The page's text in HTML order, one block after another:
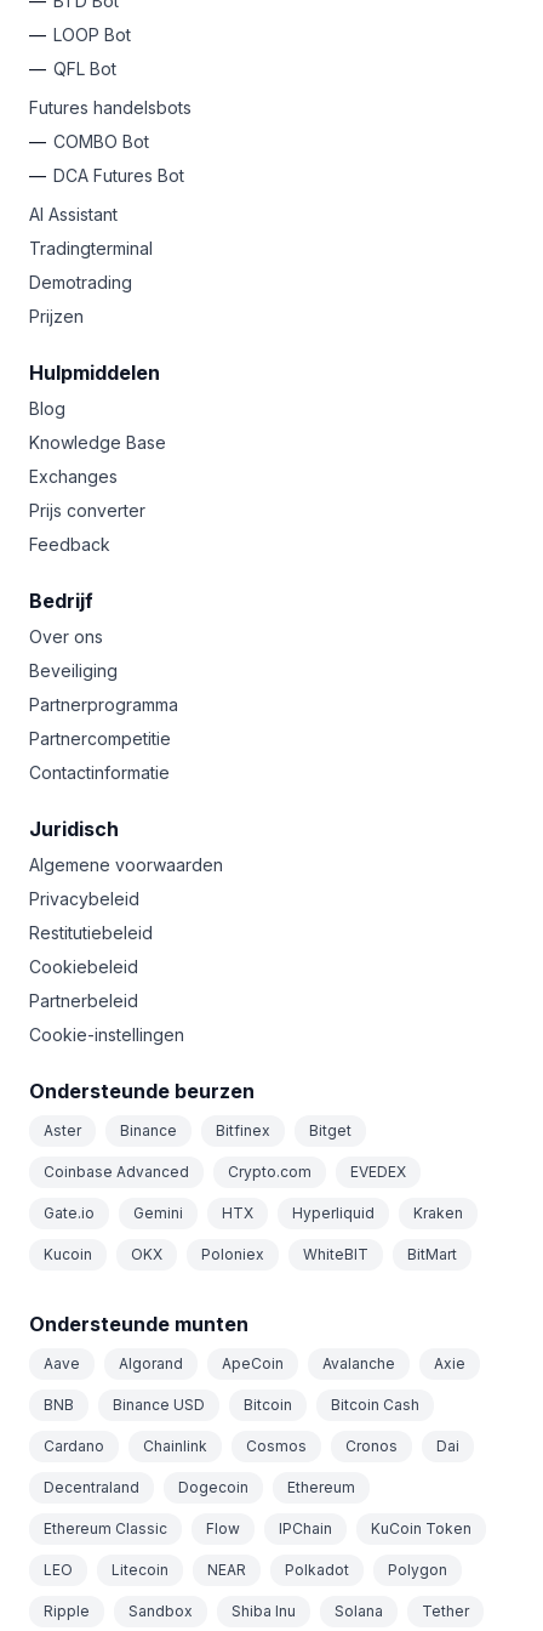
LOOP Bot
QFL Bot
Futures handelsbots
COMBO Bot
DCA Futures Bot
AI Assistant
Tradingterminal
Demotrading
Prijzen
Hulpmiddelen
Blog
Knowledge Base
Exchanges
Prijs converter
Feedback
Bedrijf
Over ons
Beveiliging
Partnerprogramma
Partnercompetitie
Contactinformatie
Juridisch
Algemene voorwaarden
Privacybeleid
Restitutiebeleid
Cookiebeleid
Partnerbeleid
Cookie-instellingen
Ondersteunde beurzen
Aster Binance Bitfinex Bitget
Coinbase Advanced Crypto.com EVEDEX
Gate.io Gemini HTX Hyperliquid Kraken
Kucoin OKX Poloniex WhiteBIT BitMart
Ondersteunde munten
Aave Algorand ApeCoin Avalanche Axie
BNB Binance USD Bitcoin Bitcoin Cash
Cardano Chainlink Cosmos Cronos Dai
Decentraland Dogecoin Ethereum
Ethereum Classic Flow IPChain KuCoin Token
LEO Litecoin NEAR Polkadot Polygon
Ripple Sandbox Shiba Inu Solana Tether